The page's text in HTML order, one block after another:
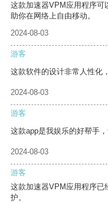
这款加速器VPM应用程序可
助你在网络上自由移动。
2024-08-03
游客
这款软件的设计非常人性化
2024-08-03
游客
这款app是我娱乐的好帮手
2024-08-03
游客
这款加速器VPM应用程序已
护。